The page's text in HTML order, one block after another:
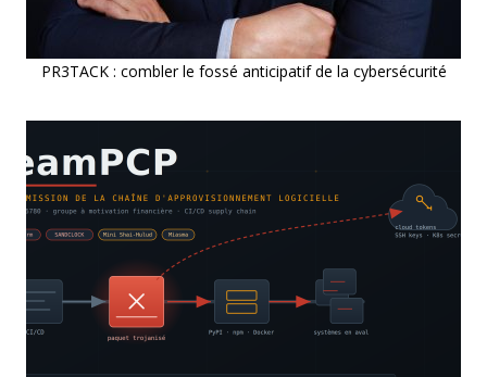
PR3TACK : combler le fossé anticipatif de la cybersécurité